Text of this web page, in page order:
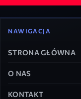
NAWIGACJA
STRONA GŁÓWNA
O NAS
KONTAKT